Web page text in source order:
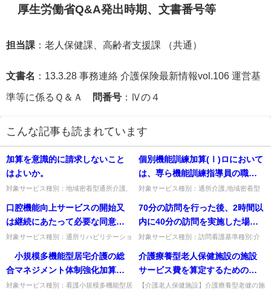
厚生労働省Q&A発出時期、文書番号等
担当課 ：老人保健課、高齢者支援課 （共通）
文書名 ：13.3.28 事務連絡 介護保険最新情報vol.106 運営基
準等に係るＱ＆Ａ 問番号 ：Ⅳの４
こんな記事も読まれています
加算を意識的に請求しないこと
はよいか。
対象サービス種別：地域密着型通所介護,
介護報酬「加算の請求」質問加算を意識的
に請求しないことはよいか...
個別機能訓練加算(Ⅰ)ロにおいて
は、専ら機能訓練指導員の職務
に従事する理学療法士等を１名
ら機能訓練指導員の職務に従事
する理学療法士等をサービス提
供時間帯を通じて１名以上配置
することとなっているが、専ら
機能訓練指導員の職務に従事す
る理学療法士等を１名しか確保
対象サービス種別：通所介護,地域密着型
練加算(Ⅰ)イ及びロの人員配置要件」質問
個別機能訓練加算(Ⅰ)ロ...
口腔機能向上サービスの開始又
は継続にあたって必要な同意に
は、利用者又はその家族の自署
いと考えるが如何。
対象サービス種別：通所リハビリテーショ
（通所サービス）」質問口腔機能向上サー
ビスの開始又は継続にあたっ...
70分の訪問を行った後、2時間以
内に40分の訪問を実施した場合
はどのように報酬を算定するの
対象サービス種別：訪問看護基準種別:介
取扱い」質問70分の訪問を行った後、2時
間以内に40分の訪問を実...
小規模多機能型居宅介護の総
合マネジメント体制強化加算に
ついて、「地域における活動へ
対象サービス種別：看護小規模多機能型居
介護療養型老人保健施設の施設
サービス費を算定するための施
設基準において、「介護療養型
【介護老人保健施設】介護療養型老健の施